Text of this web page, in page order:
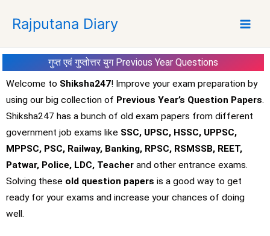
p
Rajputana Diary
गुप्त एवं गुप्तोत्तर युग Previous Year Questions
Welcome to Shiksha247! Improve your exam preparation by
using our big collection of Previous Year’s Question Papers.
Shiksha247 has a bunch of old exam papers from different
government job exams like SSC, UPSC, HSSC, UPPSC,
MPPSC, PSC, Railway, Banking, RPSC, RSMSSB, REET,
Patwar, Police, LDC, Teacher and other entrance exams.
Solving these old question papers is a good way to get
ready for your exams and increase your chances of doing
well.